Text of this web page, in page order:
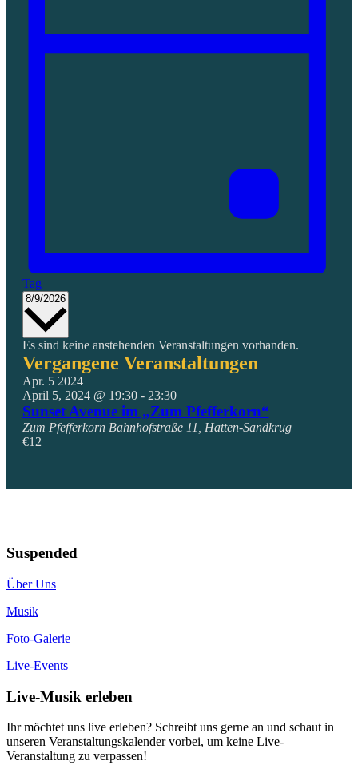
Tag
8/9/2026 Datum
Es sind keine anstehenden Veranstaltungen vorhanden.
Vergangene Veranstaltungen
Apr. 5 2024
April 5, 2024 @ 19:30- 23:30
Sunset Avenue im „Zum Pfefferkorn“
Zum Pfefferkorn Bahnhofstraße 11, Hatten-Sandkrug
€12
Suspended
Über Uns
Musik
Foto-Galerie
Live-Events
Live-Musik erleben
Ihr möchtet uns live erleben? Schreibt uns gerne an und schaut in
unseren Veranstaltungskalender vorbei, um keine Live-
Veranstaltung zu verpassen!